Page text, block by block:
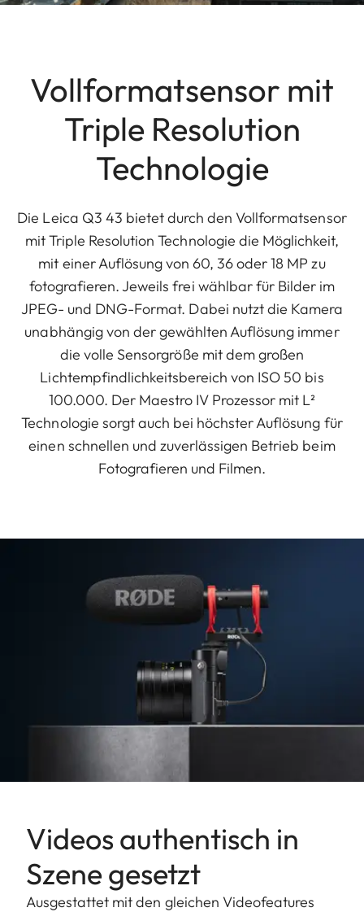
Vollformatsensor mit
Triple Resolution
Technologie
Die Leica Q3 43 bietet durch den Vollformatsensor
mit Triple Resolution Technologie die Möglichkeit,
mit einer Auflösung von 60, 36 oder 18 MP zu
fotografieren. Jeweils frei wählbar für Bilder im
JPEG- und DNG-Format. Dabei nutzt die Kamera
unabhängig von der gewählten Auflösung immer
die volle Sensorgröße mit dem großen
Lichtempfindlichkeitsbereich von ISO 50 bis
100.000. Der Maestro IV Prozessor mit L²
Technologie sorgt auch bei höchster Auflösung für
einen schnellen und zuverlässigen Betrieb beim
Fotografieren und Filmen.
Videos authentisch in
Szene gesetzt
Ausgestattet mit den gleichen Videofeatures